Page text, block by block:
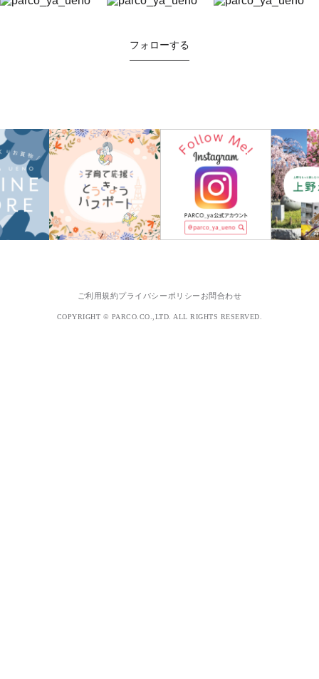
フォローする
ご利用規約プライバシーポリシー お問合わせ
COPYRIGHT © PARCO.CO.,LTD. ALL RIGHTS RESERVED.